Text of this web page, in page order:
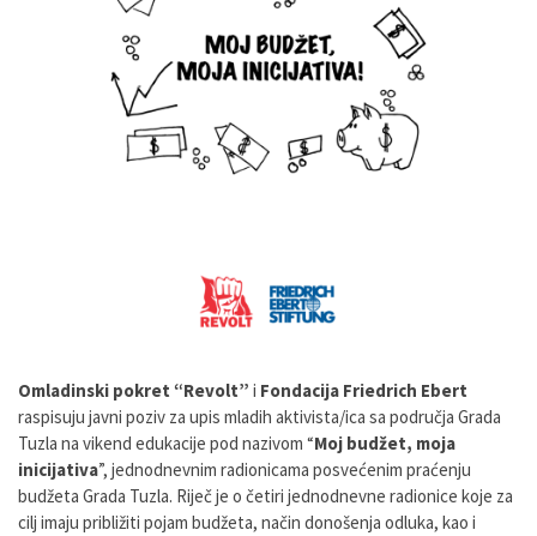
Omladinski pokret “Revolt” i Fondacija Friedrich Ebert
raspisuju javni poziv za upis mladih aktivista/ica sa područja Grada
Tuzla na vikend edukacije pod nazivom “Moj budžet, moja
inicijativa”, jednodnevnim radionicama posvećenim praćenju
budžeta Grada Tuzla. Riječ je o četiri jednodnevne radionice koje za
cilj imaju približiti pojam budžeta, način donošenja odluka, kao i